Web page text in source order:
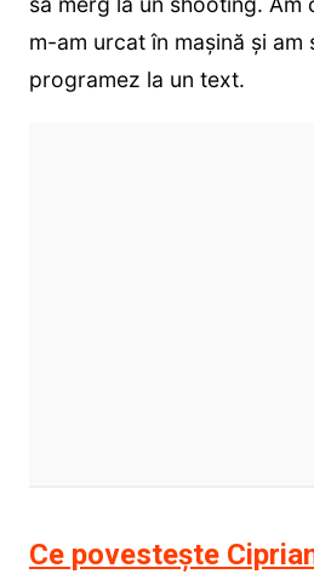
m-am urcat în mașină și am
programez la un text.
Ce povestește